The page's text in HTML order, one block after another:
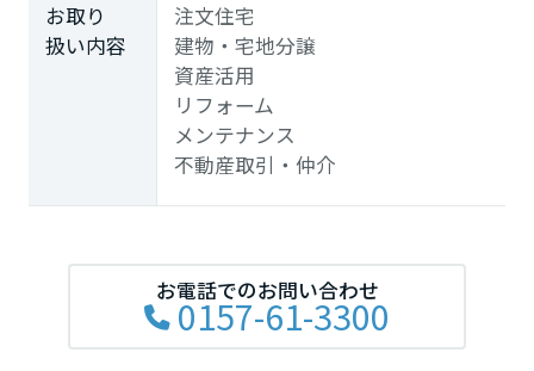
お取り
扱い内容
注文住宅
建物・宅地分譲
資産活用
リフォーム
メンテナンス
不動産取引・仲介
お電話でのお問い合わせ
0157-61-3300